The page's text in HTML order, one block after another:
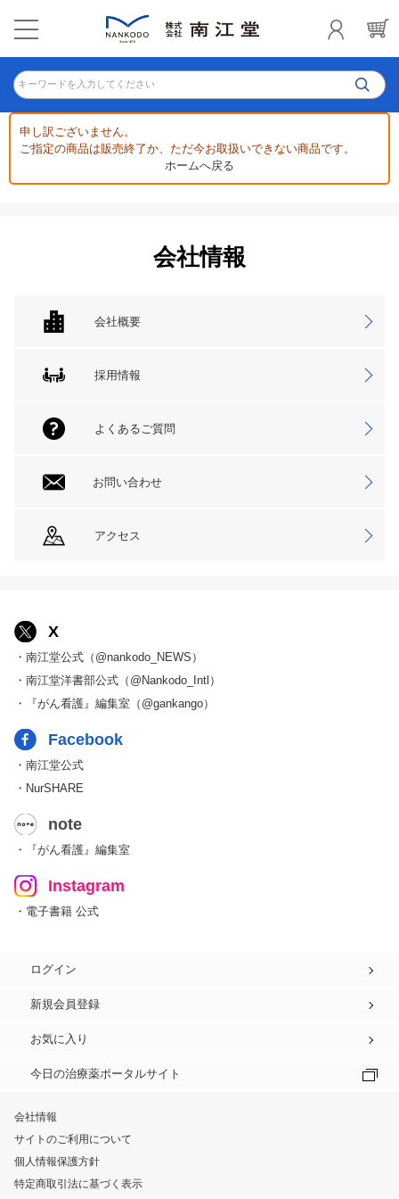
キーワードを入力してください
申し訳ございません。
ご指定の商品は販売終了か、ただ今お取扱いできない商品です。
ホームへ戻る
会社情報
会社概要
採用情報
よくあるご質問
お問い合わせ
アクセス
X
・南江堂公式（@nankodo_NEWS）
・南江堂洋書部公式（@Nankodo_Intl）
・『がん看護』編集室（@gankango）
Facebook
・南江堂公式
・NurSHARE
note
・『がん看護』編集室
Instagram
・電子書籍 公式
ログイン
新規会員登録
お気に入り
今日の治療薬ポータルサイト
会社情報
サイトのご利用について
個人情報保護方針
特定商取引法に基づく表示